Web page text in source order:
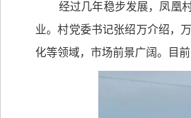
经过几年稳步发展，凤凰
业。村党委书记张绍万介绍，
化等领域，市场前景广阔。目